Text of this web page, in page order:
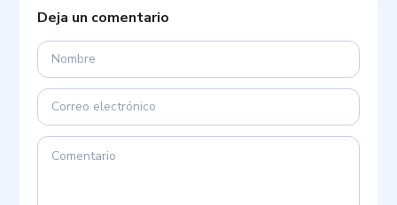
Deja un comentario